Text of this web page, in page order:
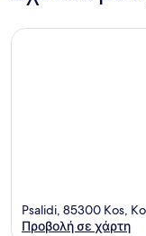
Psalidi, 85300 Kos,
Προβολή σε χάρτη